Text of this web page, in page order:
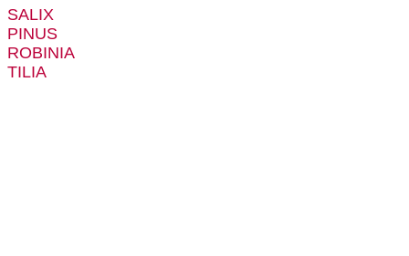
SALIX
PINUS
ROBINIA
TILIA